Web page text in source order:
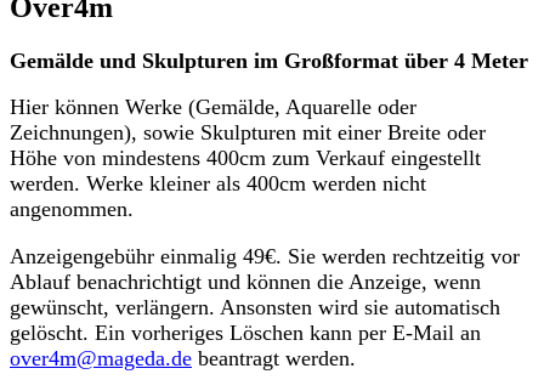
Over4m
Gemälde und Skulpturen im Großformat über 4 Meter
Hier können Werke (Gemälde, Aquarelle oder
Zeichnungen), sowie Skulpturen mit einer Breite oder
Höhe von mindestens 400cm zum Verkauf eingestellt
werden. Werke kleiner als 400cm werden nicht
angenommen.
Anzeigengebühr einmalig 49€. Sie werden rechtzeitig vor
Ablauf benachrichtigt und können die Anzeige, wenn
gewünscht, verlängern. Ansonsten wird sie automatisch
gelöscht. Ein vorheriges Löschen kann per E-Mail an
over4m@mageda.de beantragt werden.